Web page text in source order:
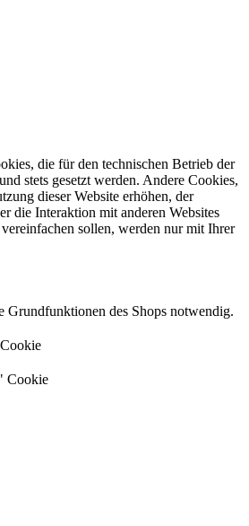
die für den technischen Betrieb der
stets gesetzt werden. Andere Cookies,
dieser Website erhöhen, der
die Interaktion mit anderen Websites
sollen, werden nur mit Ihrer
Grundfunktionen des Shops notwendig.
Cookie